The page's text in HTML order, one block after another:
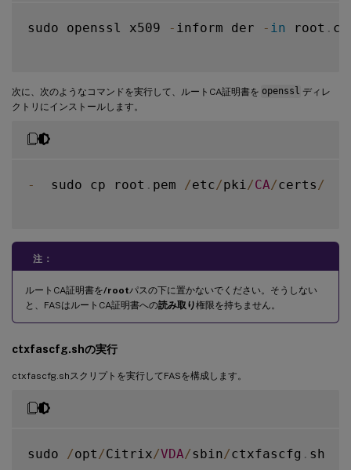
sudo openssl x509 - inform der - in root .
次に、次のようなコマンドを実行して、ルートCA証明書を openssl ディレ
クトリにインストールします。
-
  sudo cp root
. pem /etc/pki /CA/certs /
注：
ルートCA証明書を/rootパスの下に置かないでください。そうしない
と、FASはルートCA証明書への読み取り権限を持ちません。
ctxfascfg.shの実行
ctxfascfg.shスクリプトを実行してFASを構成します。
sudo /opt /Citrix/VDA/sbin/ctxfascfg . sh